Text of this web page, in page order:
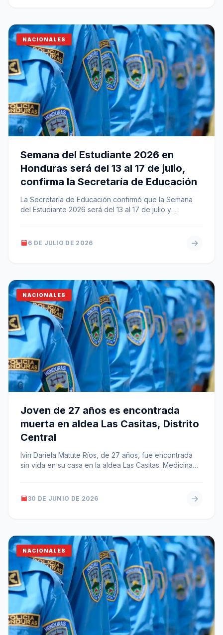
NACIONALES
Semana del Estudiante 2026 en
Honduras será del 13 al 17 de julio,
confirma la Secretaría de Educación
La Secretaría de Educación confirmó que la Semana
del Estudiante 2026 será del 13 al 17 de julio y
6 DE JULIO DE 2026
NACIONALES
Joven de 27 años es encontrada
muerta en aldea Las Casitas, Distrito
Central
Ivin Dariela Matute Ríos, de 27 años, fue encontrada
sin vida en su casa en la aldea Las Casitas. Medicina…
30 DE JUNIO DE 2026
NACIONALES